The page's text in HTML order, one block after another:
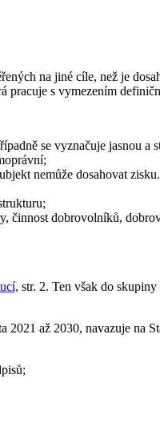
na jiné cíle, než je
pracuje s vymezením
se vyznačuje jasnou a
nemůže dosahovat
dobrovolníků,
str. 2. Ten však do
2021 až 2030, navazuje